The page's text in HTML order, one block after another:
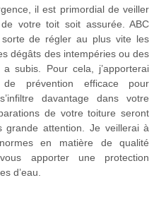
il est primordial de veiller
votre toit soit assurée. ABC
de régler au plus vite les
dégâts des intempéries ou des
subis. Pour cela, j’apporterai
prévention efficace pour
davantage dans votre
de votre toiture seront
grande attention. Je veillerai à
en matière de qualité
apporter une protection
d’eau.